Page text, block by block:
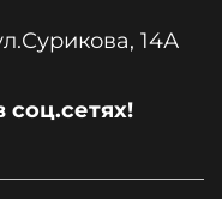
Киров ул.Сурикова, 14А
соц.сетях!